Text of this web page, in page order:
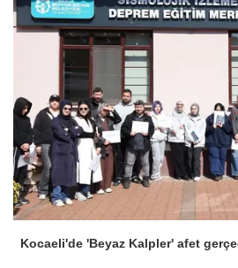
Kocaeli'de 'Beyaz Kalpler' afet